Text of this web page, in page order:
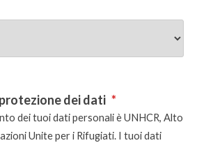
dei dati *
dei tuoi dati personali è UNHCR, Alto
Unite per i Rifugiati. I tuoi dati